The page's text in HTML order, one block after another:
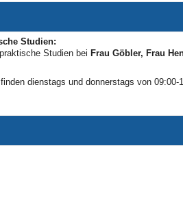
Studien:
Studien bei Frau Göbler, Frau
dienstags und donnerstags von